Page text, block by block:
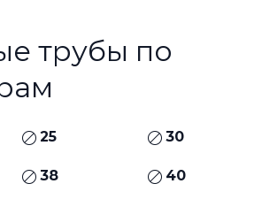
трубы по
25 30
38 40